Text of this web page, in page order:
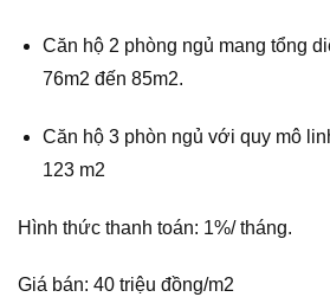
Căn hộ 2 phòng ngủ mang tổng
76m2 đến 85m2.
Căn hộ 3 phòn ngủ với quy mô
123 m2
Hình thức thanh toán: 1%/ tháng.
Giá bán: 40 triệu đồng/m2